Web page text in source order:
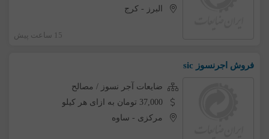
البرز - کرج
15 ساعت پیش
فروش اجرنسوز sic
ضایعات آجر نسوز / مصالح
37,000 تومان به ازای هر کیلو
مرکزی - ساوه